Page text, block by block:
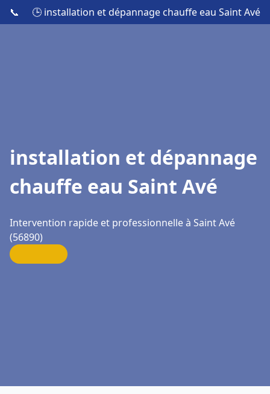
📞 🕒 installation et dépannage chauffe eau Saint Avé
installation et dépannage
chauffe eau Saint Avé
Intervention rapide et professionnelle à Saint Avé
(56890)